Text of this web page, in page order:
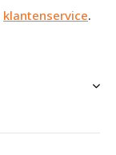
klantenservice.